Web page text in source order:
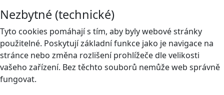
Nezbytné (technické)
Tyto cookies pomáhají s tím, aby byly webové stránky
použitelné. Poskytují základní funkce jako je navigace na
stránce nebo změna rozlišení prohlížeče dle velikosti
vašeho zařízení. Bez těchto souborů nemůže web správně
fungovat.